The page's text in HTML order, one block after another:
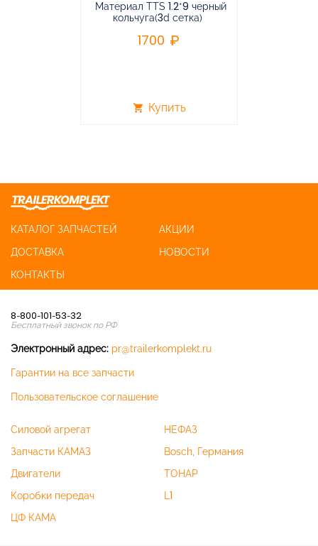
Материал TTS 1.2*9 черный
кольчуга(3d сетка)
1700
shopping_cart Купить
КАТАЛОГ ЗАПЧАСТЕЙ
АКЦИИ
ДОСТАВКА
НОВОСТИ
КОНТАКТЫ
8-800-101-53-32
Бесплатный звонок по РФ
Электронный адрес: pr@trailerkomplekt.ru
Гарантии на все запчасти
Пользовательское соглашение
Силовой агрегат
Запчасти КАМАЗ
Двигатели
Коробки передач
ЦФ КАМА
НЕФАЗ
Bosch, Германия
ТОНАР
L1